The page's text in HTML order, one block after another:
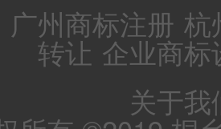
广州商标注册 杭
转让 企业商标
关于我